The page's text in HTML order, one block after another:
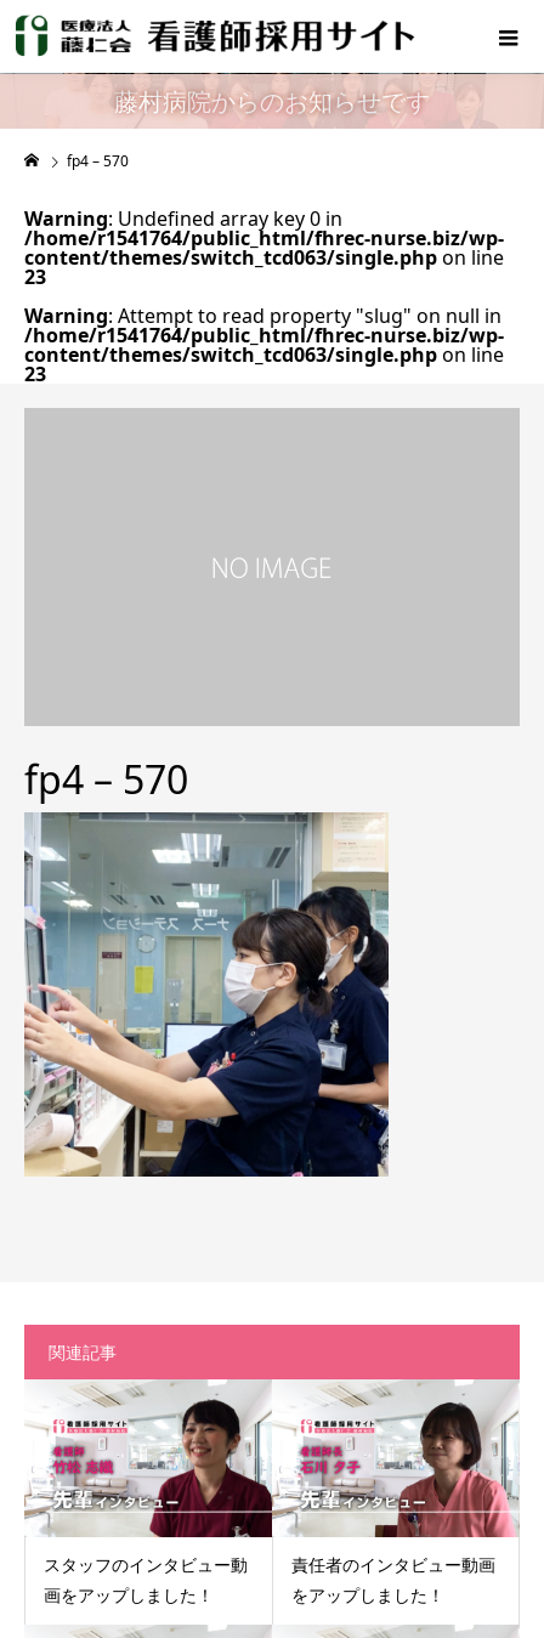
藤村病院からのお知らせです
fp4 – 570
Warning: Undefined array key 0 in
/home/r1541764/public_html/fhrec-nurse.biz/wp-
content/themes/switch_tcd063/single.phpon line
23
Warning: Attempt to read property "slug" on null in
/home/r1541764/public_html/fhrec-nurse.biz/wp-
content/themes/switch_tcd063/single.phpon line
23
fp4 – 570
関連記事
スタッフのインタビュー動
画をアップしました！
責任者のインタビュー動画
をアップしました！